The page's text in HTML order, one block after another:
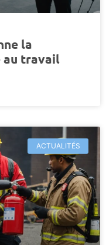
la
au travail
ACTUALITÉS